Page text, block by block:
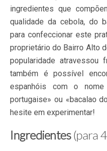
ingredientes que
qualidade da cebola, do
para confeccionar este
proprietário do Bairro Alto
popularidade atravessou
também é possível
espanhóis com o
portugaise» ou «bacalao
hesite em experimentar!
Ingredientes(para